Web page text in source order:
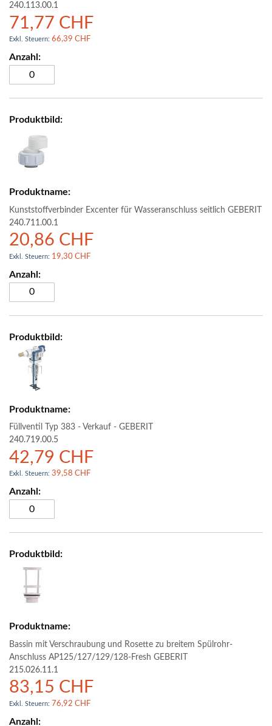
240.113.00.1
71,77 CHF
66,39 CHF
Kunststoffverbinder Excenter für Wasseranschluss seitlich GEBERIT
240.711.00.1
20,86 CHF
19,30 CHF
Füllventil Typ 383 - Verkauf - GEBERIT
240.719.00.5
42,79 CHF
39,58 CHF
Bassin mit Verschraubung und Rosette zu breitem Spülrohr-
Anschluss AP125/127/129/128-Fresh GEBERIT
215.026.11.1
83,15 CHF
76,92 CHF